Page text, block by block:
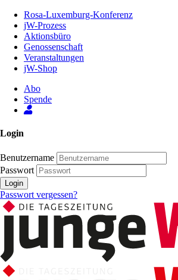
Inhalt
Seite
Rosa-Luxemburg-Konferenz
jW-Prozess
Aktionsbüro
Genossenschaft
Veranstaltungen
jW-Shop
Abo
Spende
Login
Benutzername
Passwort
Login
Passwort vergessen?